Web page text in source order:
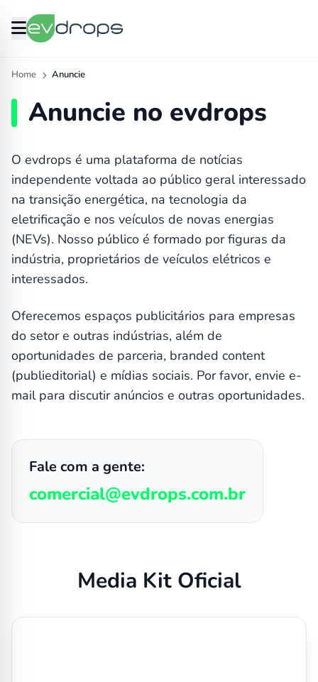
Home Anuncie
Anuncie no evdrops
O evdrops é uma plataforma de notícias
independente voltada ao público geral interessado
na transição energética, na tecnologia da
eletrificação e nos veículos de novas energias
(NEVs). Nosso público é formado por figuras da
indústria, proprietários de veículos elétricos e
interessados.
Oferecemos espaços publicitários para empresas
do setor e outras indústrias, além de
oportunidades de parceria, branded content
(publieditorial) e mídias sociais. Por favor, envie e-
mail para discutir anúncios e outras oportunidades.
Fale com a gente:
comercial@evdrops.com.br
Media Kit Oficial